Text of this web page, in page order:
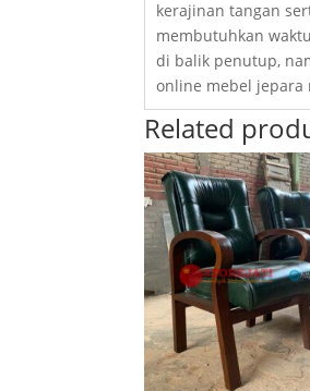
kerajinan tangan
membutuhkan
di balik penutup,
online mebel jepara
Related